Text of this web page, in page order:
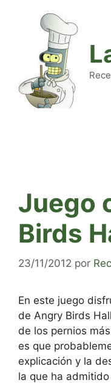
Juego
Birds
23/11/2012 por
En este juego
de Angry Birds
de los pernios
es que
explicación y la
la que ha